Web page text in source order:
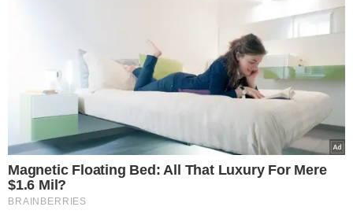
Magnetic Floating Bed: All That Luxury For Mere
$1.6 Mil?
BRAINBERRIES